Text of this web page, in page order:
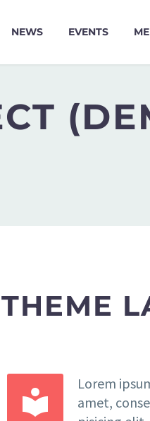
NEWS EVENTS


Lorem
amet,